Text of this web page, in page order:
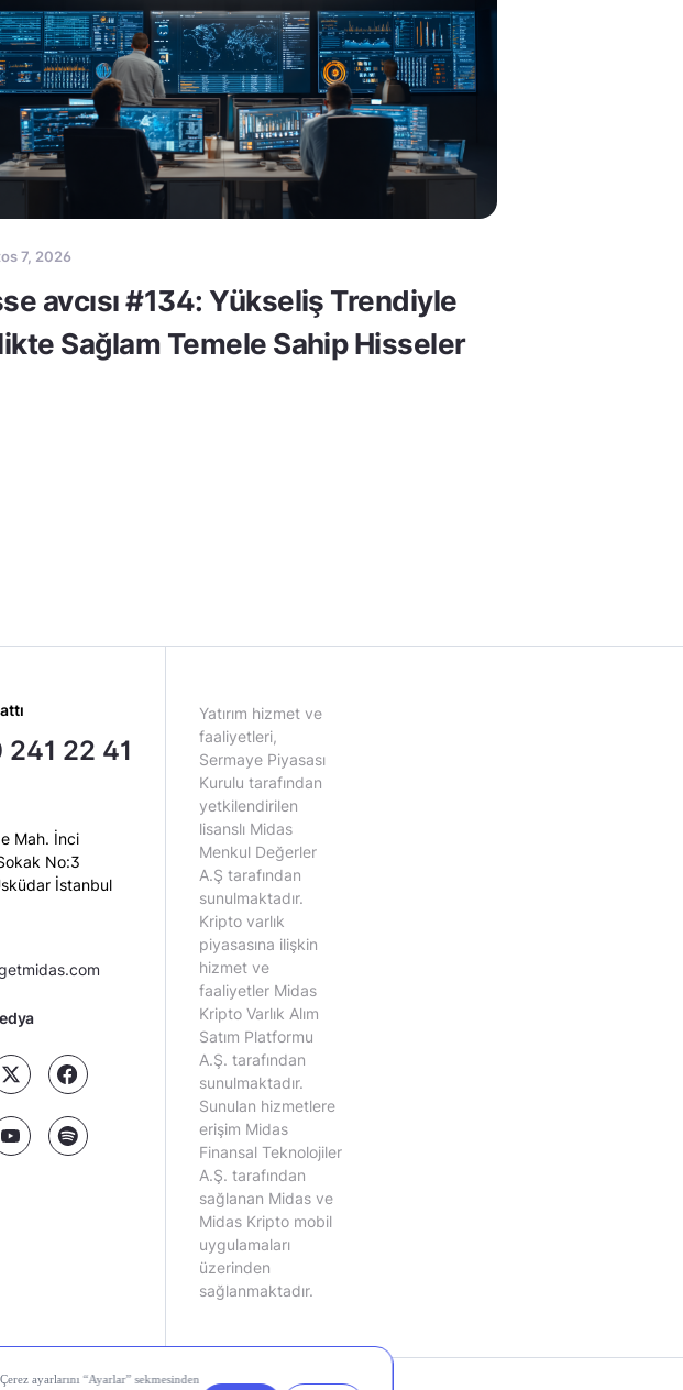
7, 2026
avcısı #134: Yükseliş Trendiyle
Sağlam Temele Sahip Hisseler
22 41
Mah. İnci
No:3
İstanbul
Yatırım hizmet ve
faaliyetleri,
Sermaye Piyasası
Kurulu tarafından
yetkilendirilen
lisanslı Midas
Menkul Değerler
A.Ş tarafından
sunulmaktadır.
Kripto varlık
piyasasına ilişkin
hizmet ve
faaliyetler Midas
Kripto Varlık Alım
Satım Platformu
A.Ş. tarafından
sunulmaktadır.
Sunulan hizmetlere
erişim Midas
Finansal Teknolojiler
A.Ş. tarafından
sağlanan Midas ve
Midas Kripto mobil
uygulamaları
üzerinden
sağlanmaktadır.